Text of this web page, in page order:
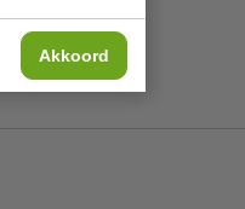
Akkoord